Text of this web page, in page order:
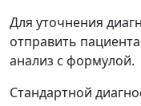
Для уточнения
отправить
анализ с формулой.
Стандартной